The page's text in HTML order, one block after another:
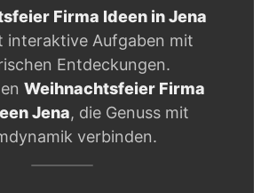
Firma Ideen in Jena
interaktive Aufgaben mit
Entdeckungen.
Weihnachtsfeier Firma
Jena, die Genuss mit
verbinden.